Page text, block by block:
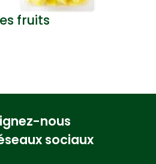
fruits
nous
sociaux